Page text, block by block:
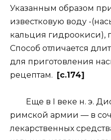
Указанным образом
известковую воду -
кальция гидроокиси),
Способ отличается
для приготовления
рецептам. [c.174]
Еще в I веке н. э.
римской армии — в
лекарственных